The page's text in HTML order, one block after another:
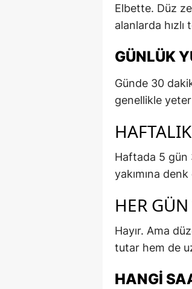
Elbette. Düz
alanlarda
GÜNLÜK
Günde 30
genellikle
Haftada 5 gün
yakımına
HER
Hayır. Ama
tutar hem de
HANGI